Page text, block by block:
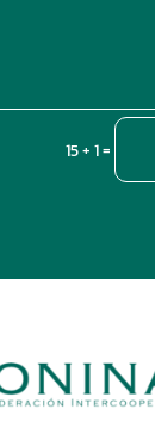
15 + 1=